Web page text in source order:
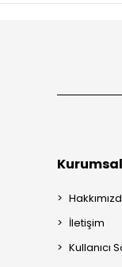
Kurumsal
İletişim
Kullanıcı